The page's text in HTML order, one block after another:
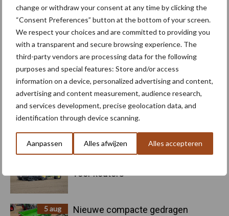
change or withdraw your consent at any time by clicking the
“Consent Preferences” button at the bottom of your screen.
We respect your choices and are committed to providing you
with a transparent and secure browsing experience. The
third-party vendors are processing data for the following
purposes and special features: Store and/or access
information on a device, personalized advertising and content,
advertising and content measurement, audience research,
and services development, precise geolocation data, and
identification through device scanning.
Aanpassen Alles afwijzen Alles accepteren
Sidebar
Recent nieuws Partner nieuws
voor kouters"
5 aug
Nieuwe compacte gedragen
Machines Duurzaamheid
Toon meer